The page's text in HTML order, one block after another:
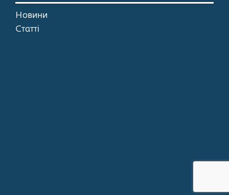
Новини
Статті